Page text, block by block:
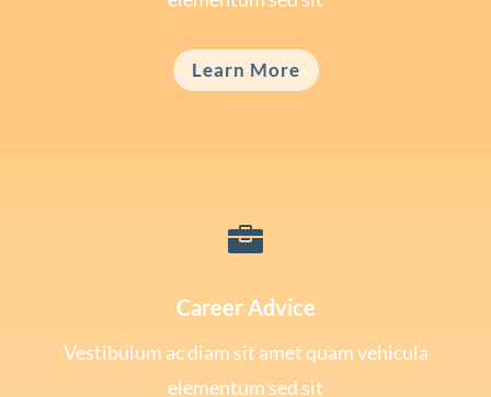
Learn More

Career Advice
Vestibulum ac diam sit amet quam vehicula
elementum sed sit